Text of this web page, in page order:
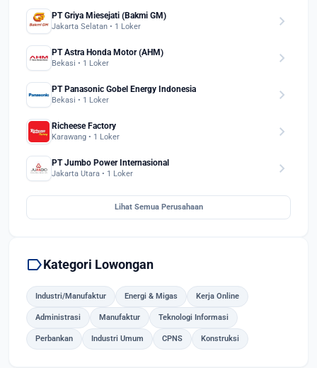
PT Griya Miesejati (Bakmi GM)
Jakarta Selatan • 1 Loker chevron_right
PT Astra Honda Motor (AHM)
Bekasi • 1 Loker chevron_right
PT Panasonic Gobel Energy Indonesia
Bekasi • 1 Loker chevron_right
Richeese Factory
Karawang • 1 Loker chevron_right
PT Jumbo Power Internasional
Jakarta Utara • 1 Loker chevron_right
Lihat Semua Perusahaan
labelKategori Lowongan
Industri/Manufaktur Energi & Migas Kerja Online
Administrasi Manufaktur Teknologi Informasi
Perbankan Industri Umum CPNS Konstruksi